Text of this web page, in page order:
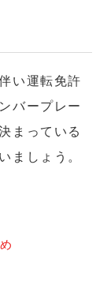
い運転免許
バープレー
まっている
ましょう。